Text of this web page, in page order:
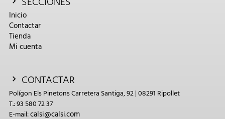
Inicio
Contactar
Tienda
Mi cuenta
CONTACTAR
Polígon Els Pinetons Carretera Santiga, 92 | 08291 Ripollet
T.: 93 580 72 37
E-mail:calsi@calsi.com